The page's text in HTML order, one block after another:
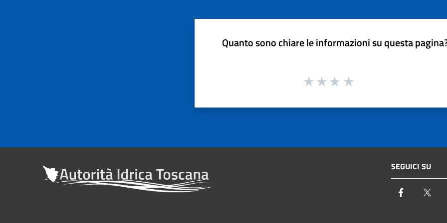
Quanto sono chiare le informazioni su questa
SEGUICI SU
Facebook